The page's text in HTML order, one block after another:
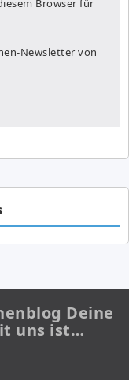
Browser für
Newsletter von
Deine
uns ist…